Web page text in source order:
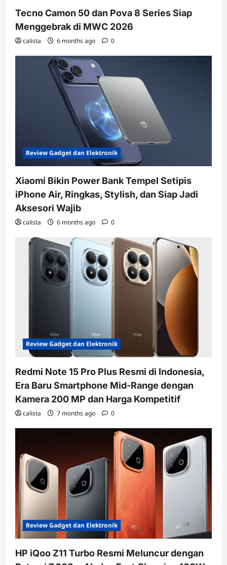
Tecno Camon 50 dan Pova 8 Series Siap
Menggebrak di MWC 2026
calista 6 months ago 0
Review Gadget dan Elektronik
Xiaomi Bikin Power Bank Tempel Setipis
iPhone Air, Ringkas, Stylish, dan Siap Jadi
Aksesori Wajib
calista 6 months ago 0
Review Gadget dan Elektronik
Redmi Note 15 Pro Plus Resmi di Indonesia,
Era Baru Smartphone Mid-Range dengan
Kamera 200 MP dan Harga Kompetitif
calista 7 months ago 0
Review Gadget dan Elektronik
HP iQoo Z11 Turbo Resmi Meluncur dengan